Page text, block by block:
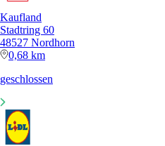
Kaufland
Stadtring 60
48527 Nordhorn
0,68 km
geschlossen